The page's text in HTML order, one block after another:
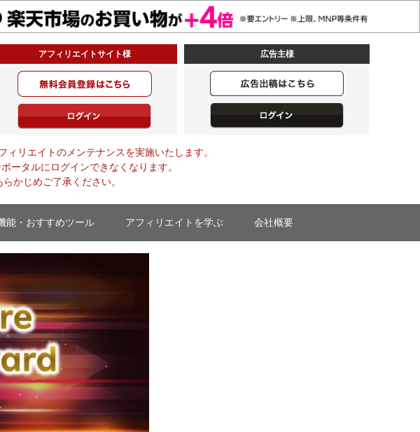
アフィリエイトサイト様 広告主様
リエイトのメンテナンスを実施いたします。
ータルにログインできなくなります。
かじめご了承ください。
能・おすすめツール アフィリエイトを学ぶ 会社概要